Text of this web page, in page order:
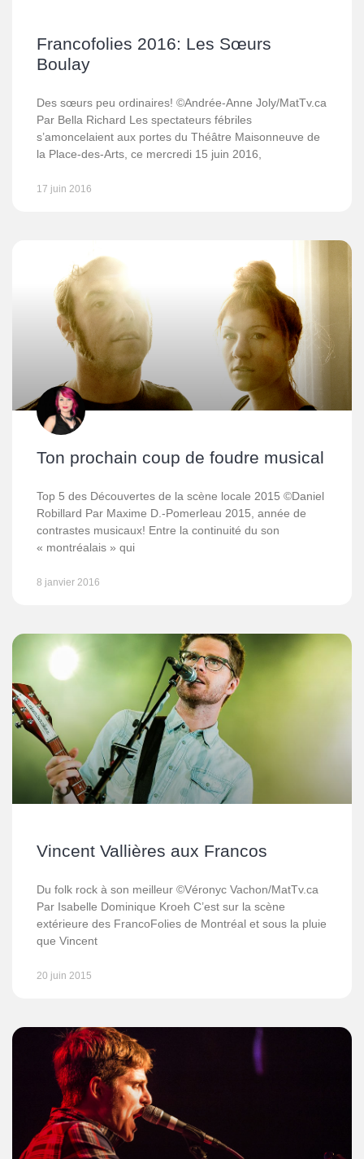
Francofolies 2016: Les Sœurs
Boulay
Des sœurs peu ordinaires! ©Andrée-Anne Joly/MatTv.ca
Par Bella Richard Les spectateurs fébriles
s’amoncelaient aux portes du Théâtre Maisonneuve de
la Place-des-Arts, ce mercredi 15 juin 2016,
17 juin 2016
Ton prochain coup de foudre musical
Top 5 des Découvertes de la scène locale 2015 ©Daniel
Robillard Par Maxime D.-Pomerleau 2015, année de
contrastes musicaux! Entre la continuité du son
« montréalais » qui
8 janvier 2016
Vincent Vallières aux Francos
Du folk rock à son meilleur ©Véronyc Vachon/MatTv.ca
Par Isabelle Dominique Kroeh C’est sur la scène
extérieure des FrancoFolies de Montréal et sous la pluie
que Vincent
20 juin 2015